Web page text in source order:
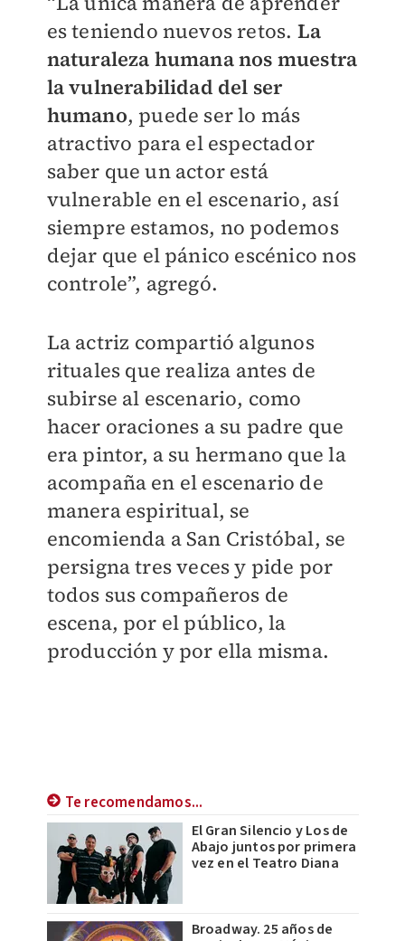
es teniendo nuevos retos. La
naturaleza humana nos muestra
la vulnerabilidad del ser
humano, puede ser lo más
atractivo para el espectador
saber que un actor está
vulnerable en el escenario, así
siempre estamos, no podemos
dejar que el pánico escénico nos
controle”, agregó.
La actriz compartió algunos
rituales que realiza antes de
subirse al escenario, como
hacer oraciones a su padre que
era pintor, a su hermano que la
acompaña en el escenario de
manera espiritual, se
encomienda a San Cristóbal, se
persigna tres veces y pide por
todos sus compañeros de
escena, por el público, la
producción y por ella misma.
Te recomendamos...
El Gran Silencio y Los de
Abajo juntos por primera
vez en el Teatro Diana
Broadway. 25 años de